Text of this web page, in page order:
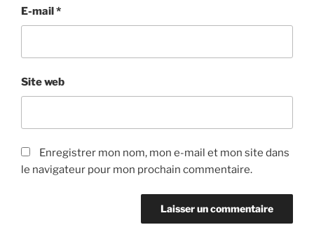
E-mail *
Site web
Enregistrer mon nom, mon e-mail et mon site dans
le navigateur pour mon prochain commentaire.